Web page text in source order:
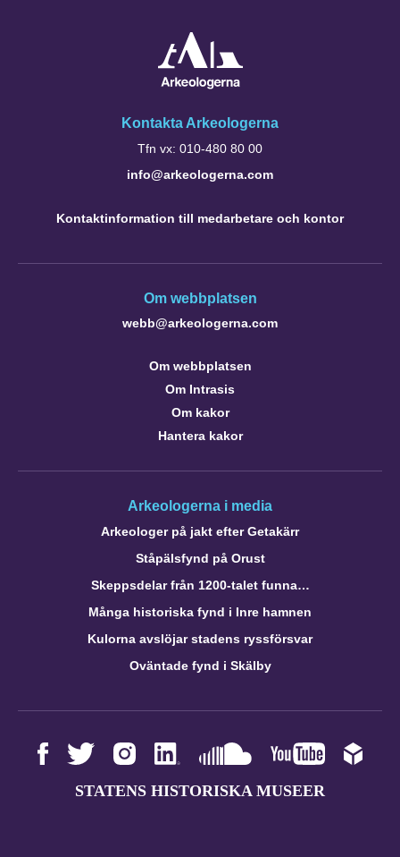
Kontakta Arkeologerna
Tfn vx: 010-480 80 00
info@arkeologerna.com
Kontaktinformation till medarbetare och kontor
Om webbplatsen
webb@arkeologerna.com
Om webbplatsen
Om Intrasis
Om kakor
Hantera kakor
Arkeologerna i media
Arkeologer på jakt efter Getakärr
Ståpälsfynd på Orust
Skeppsdelar från 1200-talet funna…
Många historiska fynd i Inre hamnen
Kulorna avslöjar stadens ryssförsvar
Oväntade fynd i Skälby
STATENS HISTORISKA MUSEER